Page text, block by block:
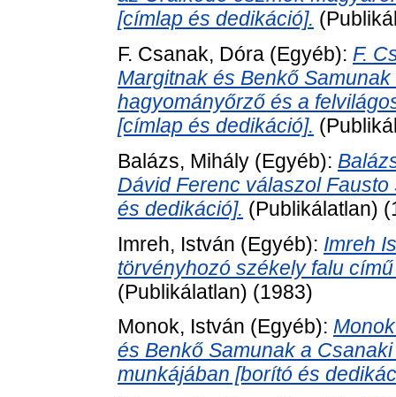
[címlap és dedikáció].
F. Csanak, Dóra (Egyéb): F.
Margitnak és Benkő
hagyományőrző és a
[címlap és dedikáció].
Balázs, Mihály (Egyéb):
Dávid Ferenc válaszol
és dedikáció]. (Publikálatlan)
Imreh, István (Egyéb): Imreh
törvényhozó székely falu
(Publikálatlan) (1983)
Monok, István (Egyéb):
és Benkő Samunak a
munkájában [borító és